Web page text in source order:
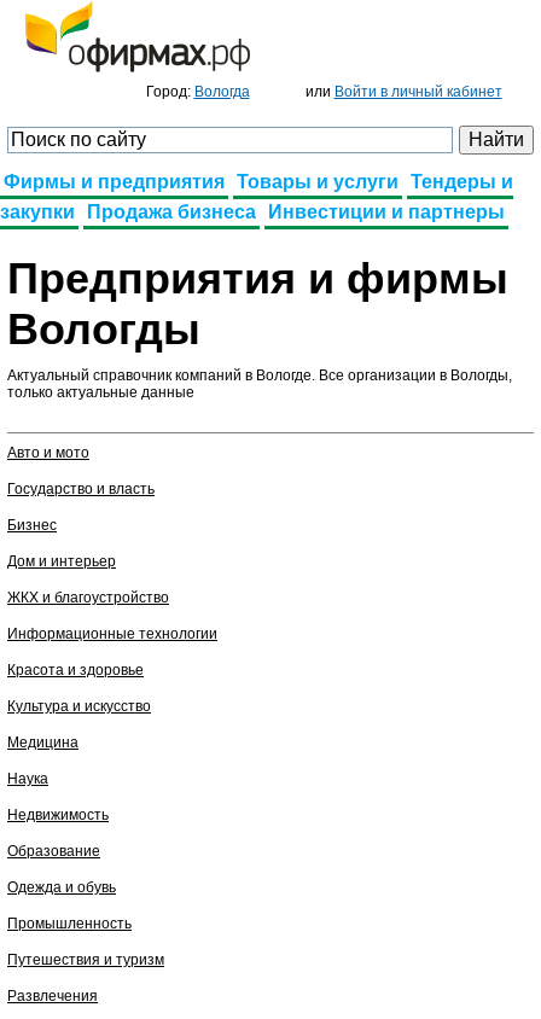
Город: Вологда или Войти в личный кабинет
Фирмы и предприятия Товары и услуги
Тендеры и
закупки
Продажа бизнеса Инвестиции и партнеры
Предприятия и фирмы
Вологды
Актуальный справочник компаний в Вологде. Все организации в Вологды,
только актуальные данные
Авто и мото
Государство и власть
Бизнес
Дом и интерьер
ЖКХ и благоустройство
Информационные технологии
Красота и здоровье
Культура и искусство
Медицина
Наука
Недвижимость
Образование
Одежда и обувь
Промышленность
Путешествия и туризм
Развлечения